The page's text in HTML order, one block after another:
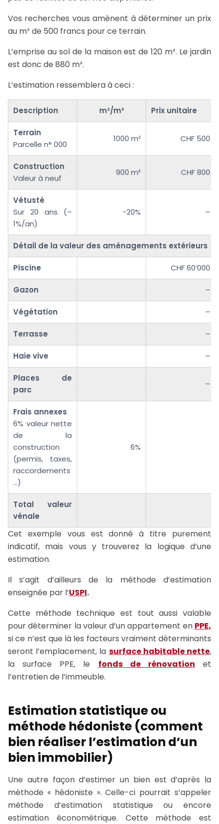
Vos recherches vous amènent à déterminer un prix
au m² de 500 francs pour ce terrain.
L’emprise au sol de la maison est de 120 m². Le jardin
est donc de 880 m².
L’estimation ressemblera à ceci :
Description m²/m³ Prix unitaire
Terrain
Parcelle n° 000
1000 m² CHF 500
Construction
Valeur à neuf
900 m³ CHF 800
Vétusté
Sur 20 ans (–
1%/an)
-20% –
Détail de la valeur des aménagements extérieurs
Piscine CHF 60’000
Gazon –
Végétation –
Terrasse –
Haie vive –
Places de
parc
–
Frais annexes
6% valeur nette
de la
construction
(permis, taxes,
raccordements
…)
6%
Total valeur
vénale
Cet exemple vous est donné à titre purement
indicatif, mais vous y trouverez la logique d’une
estimation.
Il s’agit d’ailleurs de la méthode d’estimation
enseignée par l’USPI.
Cette méthode technique est tout aussi valable
pour déterminer la valeur d’un appartement en PPE,
si ce n’est que là les facteurs vraiment déterminants
seront l’emplacement, la surface habitable nette,
la surface PPE, le fonds de rénovation et
l’entretien de l’immeuble.
Estimation statistique ou
méthode hédoniste (comment
bien réaliser l’estimation d’un
bien immobilier)
Une autre façon d’estimer un bien est d’après la
méthode « hédoniste ». Celle-ci pourrait s’appeler
méthode d’estimation statistique ou encore
estimation économétrique. Cette méthode est